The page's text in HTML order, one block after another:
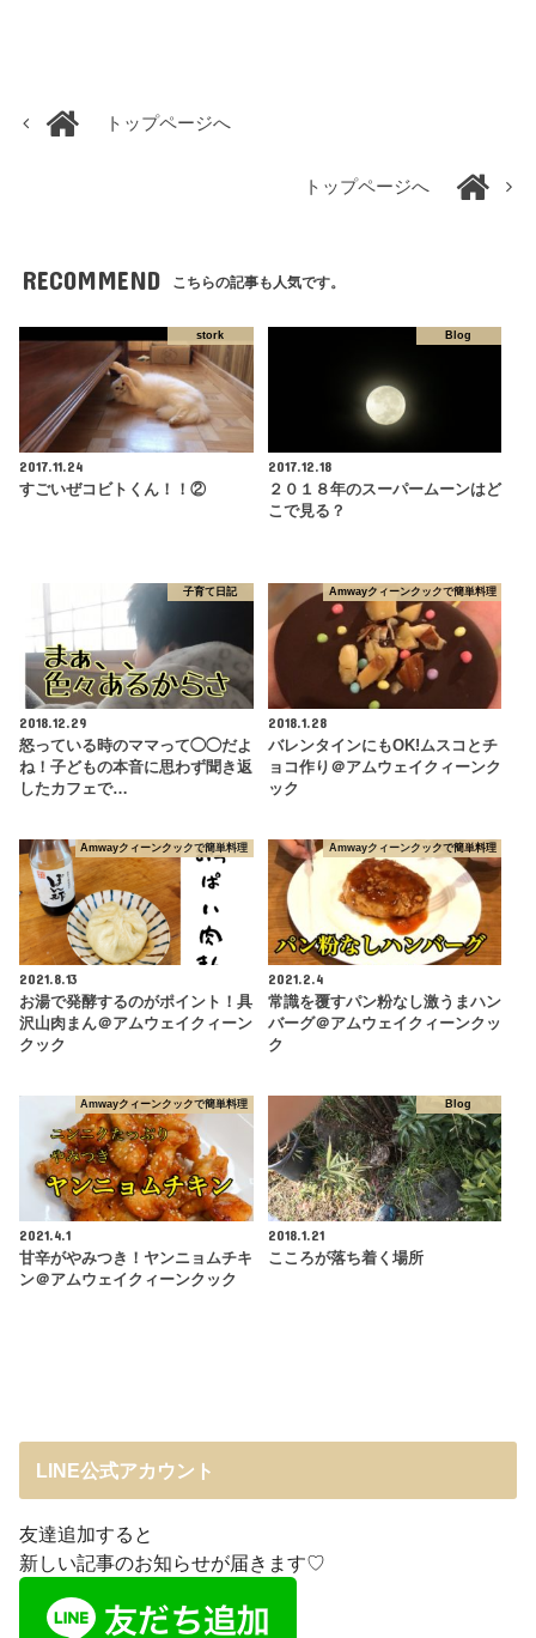
トップページへ
トップページへ
RECOMMEND こちらの記事も人気です。
stork
2017.11.24
すごいぜコビトくん！！②
Blog
2017.12.18
２０１８年のスーパームーンはど
こで見る？
子育て日記
2018.12.29
怒っている時のママって◯◯だよ
ね！子どもの本音に思わず聞き返
したカフェで…
Amwayクィーンクックで簡単料理
2018.1.28
バレンタインにもOK!ムスコとチ
ョコ作り＠アムウェイクィーンク
ック
Amwayクィーンクックで簡単料理
2021.8.13
お湯で発酵するのがポイント！具
沢山肉まん＠アムウェイクィーン
クック
Amwayクィーンクックで簡単料理
2021.2.4
常識を覆すパン粉なし激うまハン
バーグ＠アムウェイクィーンクッ
ク
Amwayクィーンクックで簡単料理
2021.4.1
甘辛がやみつき！ヤンニョムチキ
ン＠アムウェイクィーンクック
Blog
2018.1.21
こころが落ち着く場所
LINE公式アカウント
友達追加すると
新しい記事のお知らせが届きます♡